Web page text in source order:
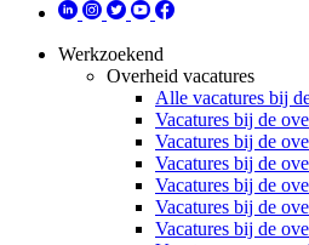
Werkzoekend
Overheid vacatures
Alle vacatures bij
Vacatures bij de
Vacatures bij de
Vacatures bij de
Vacatures bij de
Vacatures bij de
Vacatures bij de